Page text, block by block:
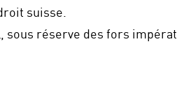
suisse.
réserve des fors